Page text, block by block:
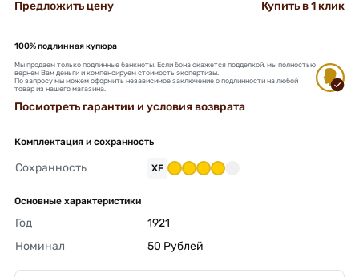
Предложить цену Купить в 1 клик
100% подлинная купюра
Мы продаем только подлинные банкноты. Если бона окажется подделкой, мы полностью
вернем Вам деньги и компенсируем стоимость экспертизы.
По запросу мы можем оформить независимое заключение о подлинности на любой
товар из нашего магазина.
Посмотреть гарантии и условия возврата
Комплектация и сохранность
Сохранность XF
Основные характеристики
Год
1921
Номинал
50 Рублей